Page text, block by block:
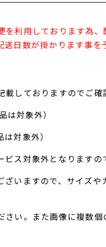
利用しております為
日数が掛かります事を
しておりますのでご確
対象外）
対象外）
ス対象外となりますの
いますので、サイズや
い。また画像に複数個